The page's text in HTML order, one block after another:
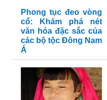
Phong tục đeo vòng
cổ: Khám phá nét
văn hóa đặc sắc của
các bộ tộc Đông Nam
Á